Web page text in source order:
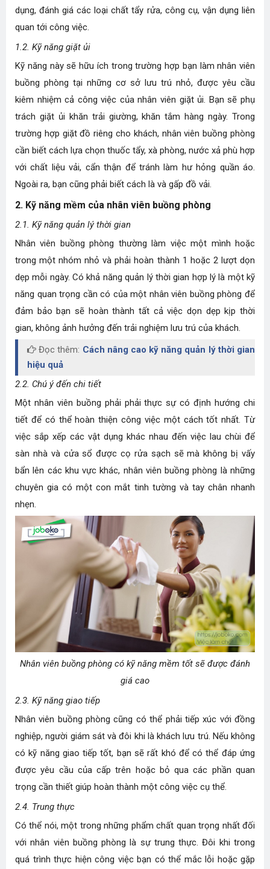
dụng, đánh giá các loại chất tẩy rửa, công cụ, vận dụng liên
quan tới công việc.
1.2. Kỹ năng giặt ủi
Kỹ năng này sẽ hữu ích trong trường hợp bạn làm nhân viên
buồng phòng tại những cơ sở lưu trú nhỏ, được yêu cầu
kiêm nhiệm cả công việc của nhân viên giặt ủi. Bạn sẽ phụ
trách giặt ủi khăn trải giường, khăn tắm hàng ngày. Trong
trường hợp giặt đồ riêng cho khách, nhân viên buồng phòng
cần biết cách lựa chọn thuốc tẩy, xà phòng, nước xả phù hợp
với chất liệu vải, cẩn thận để tránh làm hư hỏng quần áo.
Ngoài ra, bạn cũng phải biết cách là và gấp đồ vải.
2. Kỹ năng mềm của nhân viên buồng phòng
2.1. Kỹ năng quản lý thời gian
Nhân viên buồng phòng thường làm việc một mình hoặc
trong một nhóm nhỏ và phải hoàn thành 1 hoặc 2 lượt dọn
dẹp mỗi ngày. Có khả năng quản lý thời gian hợp lý là một kỹ
năng quan trọng cần có của một nhân viên buồng phòng để
đảm bảo bạn sẽ hoàn thành tất cả việc dọn dẹp kịp thời
gian, không ảnh hưởng đến trải nghiệm lưu trú của khách.
Đọc thêm: Cách nâng cao kỹ năng quản lý thời gian
hiệu quả
2.2. Chú ý đến chi tiết
Một nhân viên buồng phải phải thực sự có định hướng chi
tiết để có thể hoàn thiện công việc một cách tốt nhất. Từ
việc sắp xếp các vật dụng khác nhau đến việc lau chùi để
sàn nhà và cửa sổ được cọ rửa sạch sẽ mà không bị vấy
bẩn lên các khu vực khác, nhân viên buồng phòng là những
chuyên gia có một con mắt tinh tường và tay chân nhanh
nhẹn.
Nhân viên buồng phòng có kỹ năng mềm tốt sẽ được đánh
giá cao
2.3. Kỹ năng giao tiếp
Nhân viên buồng phòng cũng có thể phải tiếp xúc với đồng
nghiệp, người giám sát và đôi khi là khách lưu trú. Nếu không
cókỹ năng giao tiếp tốt, bạn sẽ rất khó để có thể đáp ứng
được yêu cầu của cấp trên hoặc bỏ qua các phần quan
trọng cần thiết giúp hoàn thành một công việc cụ thể.
2.4. Trung thực
Có thể nói, một trong những phẩm chất quan trọng nhất đối
với nhân viên buồng phòng là sự trung thực. Đôi khi trong
quá trình thực hiện công việc bạn có thể mắc lỗi hoặc gặp